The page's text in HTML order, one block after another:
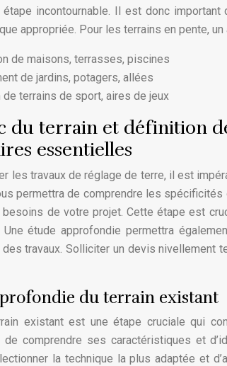
incontournable. Il est donc
appropriée. Pour les terrains en pente,
de maisons, terrasses, piscines
de jardins, potagers, allées
de terrains de sport, aires de jeux
du terrain et définition
essentielles
les travaux de réglage de terre, il est
permettra de comprendre les
de votre projet. Cette étape est
étude approfondie permettra
des travaux. Solliciter un devis nivellement
du terrain existant
existant est une étape cruciale qui
de comprendre ses caractéristiques et
la technique la plus adaptée et